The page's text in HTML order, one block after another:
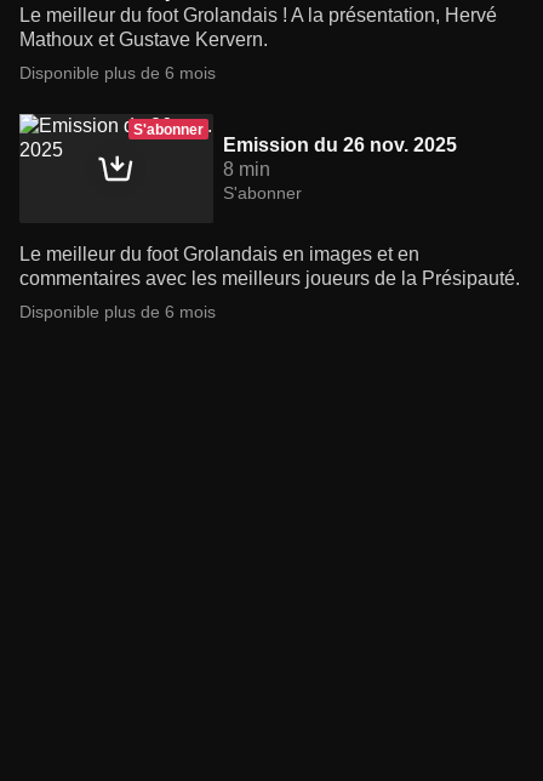
Le meilleur du foot Grolandais ! A la présentation, Hervé
Mathoux et Gustave Kervern.
Disponible plus de 6 mois
S'abonner
Emission du 26 nov. 2025
8 min
S'abonner
Le meilleur du foot Grolandais en images et en
commentaires avec les meilleurs joueurs de la Présipauté.
Disponible plus de 6 mois